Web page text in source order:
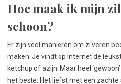
Hoe maak ik mijn
schoon?
Er zijn veel manieren om zilveren
maken. Je vindt op internet de
ketchup of azijn. Maar heel
het beste. Het liefst met een